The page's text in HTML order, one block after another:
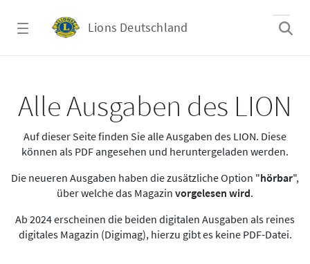
Lions Deutschland
Alle Ausgaben des LION
Auf dieser Seite finden Sie alle Ausgaben des LION. Diese
können als PDF angesehen und heruntergeladen werden.
Die neueren Ausgaben haben die zusätzliche Option "hörbar",
über welche das Magazin vorgelesen wird.
Ab 2024 erscheinen die beiden digitalen Ausgaben als reines
digitales Magazin (Digimag), hierzu gibt es keine PDF-Datei.